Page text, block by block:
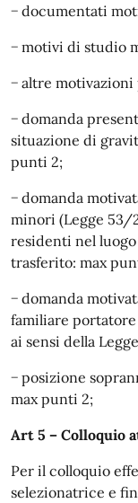
− documentati
− motivi di studio
− altre
− domanda
situazione di
punti 2;
− domanda
minori (Legge 53/
residenti nel
trasferito: max
− domanda
familiare
ai sensi della
− posizione
max punti 2;
Art 5 – Colloquio
Per il colloquio
selezionatrice e